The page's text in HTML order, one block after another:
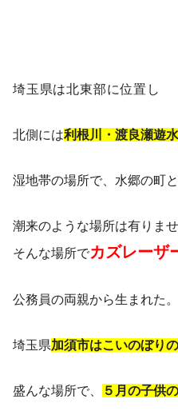
埼玉県は北東部に位置し
北側には利根川・渡良瀬遊
湿地帯の場所で、水郷の町
潮来のような場所は有りませ
そんな場所でカズレーザ
公務員の両親から生まれた。
埼玉県加須市はこいのぼり
盛んな場所で、 ５月の子供